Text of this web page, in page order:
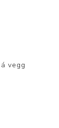
vegg